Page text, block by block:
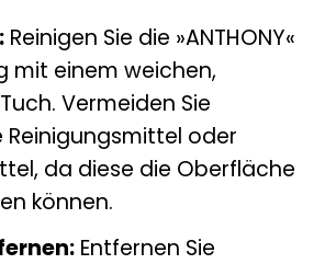
Reinigen Sie die »ANTHONY«
mit einem weichen,
Vermeiden Sie
Reinigungsmittel oder
da diese die Oberfläche
können.
Entfernen Sie